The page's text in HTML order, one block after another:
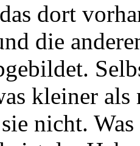
dort
die
kleiner
nicht.